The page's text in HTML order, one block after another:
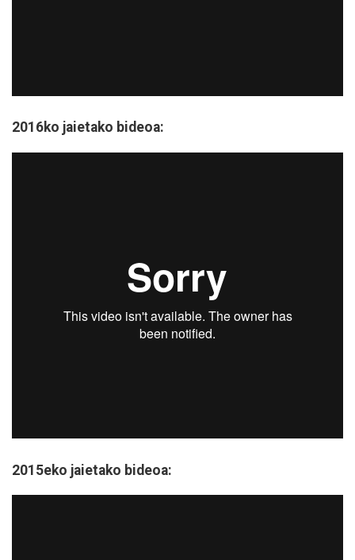
2016ko jaietako bideoa:
2015eko jaietako bideoa: